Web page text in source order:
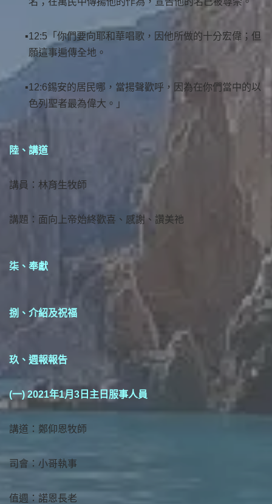
12:5「你們要向耶和華唱歌，因他所做的十分宏偉；但
願這事遍傳全地。
12:6錫安的居民哪，當揚聲歡呼，因為在你們當中的以
色列聖者最為偉大。」
陸、講道
講員：林育生牧師
講題：面向上帝始終歡喜、感謝、讚美祂
柒、奉獻
捌、介紹及祝福
玖、週報報告
(一) 2021年1月3日主日服事人員
講道：鄭仰恩牧師
司會：小哥執事
值週：諾恩長老